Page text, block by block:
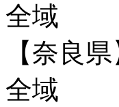
全域
【奈良県
全域